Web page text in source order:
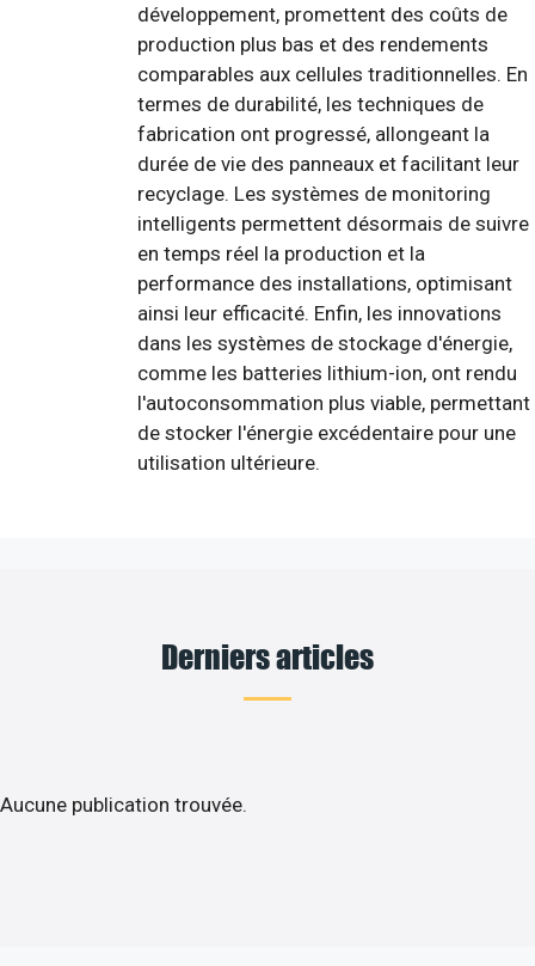
développement, promettent des coûts de
production plus bas et des rendements
comparables aux cellules traditionnelles. En
termes de durabilité, les techniques de
fabrication ont progressé, allongeant la
durée de vie des panneaux et facilitant leur
recyclage. Les systèmes de monitoring
intelligents permettent désormais de suivre
en temps réel la production et la
performance des installations, optimisant
ainsi leur efficacité. Enfin, les innovations
dans les systèmes de stockage d'énergie,
comme les batteries lithium-ion, ont rendu
l'autoconsommation plus viable, permettant
de stocker l'énergie excédentaire pour une
utilisation ultérieure.
Derniers articles
Aucune publication trouvée.